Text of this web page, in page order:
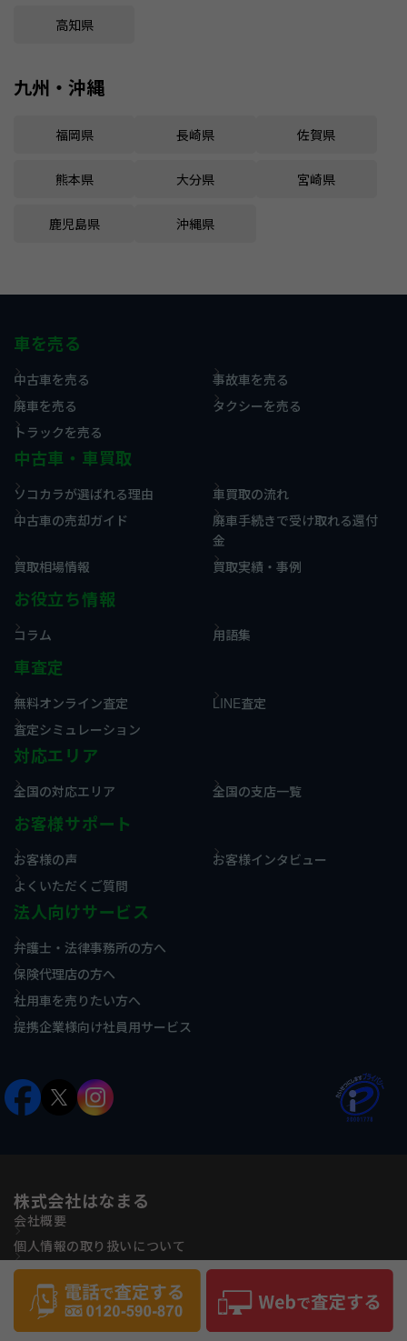
高知県
九州・沖縄
福岡県 長崎県 佐賀県
熊本県 大分県 宮崎県
鹿児島県 沖縄県
車を売る
中古車を売る
事故車を売る
廃車を売る
タクシーを売る
トラックを売る
中古車・車買取
ソコカラが選ばれる理由
車買取の流れ
中古車の売却ガイド
廃車手続きで受け取れる還付
金
買取相場情報
買取実績・事例
お役立ち情報
コラム 用語集
車査定
無料オンライン査定
LINE査定
査定シミュレーション
対応エリア
全国の対応エリア 全国の支店一覧
お客様サポート
お客様の声
お客様インタビュー
よくいただくご質問
法人向けサービス
弁護士・法律事務所の方へ
保険代理店の方へ
社用車を売りたい方へ
提携企業様向け社員用サービス
株式会社はなまる
会社概要
個人情報の取り扱いについて
古物営業法に基づく表記
反社会的勢力に対する基本方針
サイトマップ